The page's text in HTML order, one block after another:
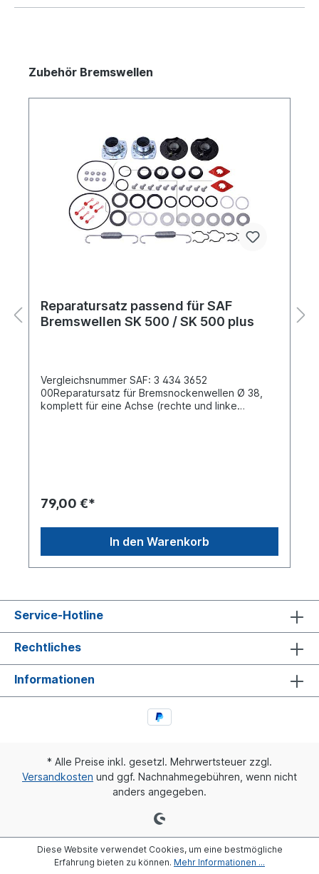
Zubehör Bremswellen
Reparatursatz passend für SAF
Bremswellen SK 500 / SK 500 plus
Vergleichsnummer SAF: 3 434 3652
00Reparatursatz für Bremsnockenwellen Ø 38,
komplett für eine Achse (rechte und linke
79,00 €*
In den Warenkorb
Service-Hotline
Rechtliches
Informationen
* Alle Preise inkl. gesetzl. Mehrwertsteuer zzgl.
Versandkosten und ggf. Nachnahmegebühren, wenn nicht
anders angegeben.
Diese Website verwendet Cookies, um eine bestmögliche
Erfahrung bieten zu können. Mehr Informationen ...